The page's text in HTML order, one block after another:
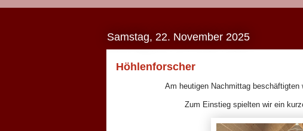
Samstag, 22. November 2025
Höhlenforscher
Am heutigen Nachmittag beschäftigten
Zum Einstieg spielten wir ein